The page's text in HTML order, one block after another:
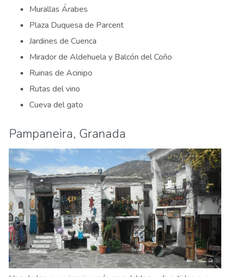
Murallas Árabes
Plaza Duquesa de Parcent
Jardines de Cuenca
Mirador de Aldehuela y Balcón del Coño
Ruinas de Acinipo
Rutas del vino
Cueva del gato
Pampaneira, Granada